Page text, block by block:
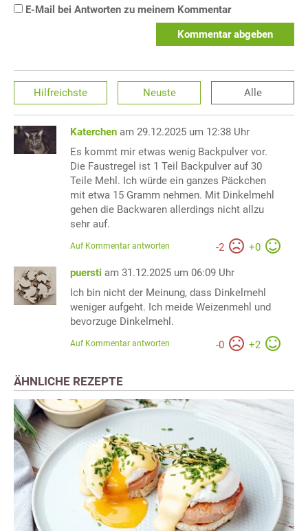
E-Mail bei Antworten zu meinem Kommentar
Kommentar abgeben
Hilfreichste Neuste Alle
Katerchen am 29.12.2025 um 12:38 Uhr
Es kommt mir etwas wenig Backpulver vor.
Die Faustregel ist 1 Teil Backpulver auf 30
Teile Mehl. Ich würde ein ganzes Päckchen
mit etwa 15 Gramm nehmen. Mit Dinkelmehl
gehen die Backwaren allerdings nicht allzu
sehr auf.
-2 +0
Auf Kommentar antworten
puersti am 31.12.2025 um 06:09 Uhr
Ich bin nicht der Meinung, dass Dinkelmehl
weniger aufgeht. Ich meide Weizenmehl und
bevorzuge Dinkelmehl.
-0 +2
Auf Kommentar antworten
ÄHNLICHE REZEPTE